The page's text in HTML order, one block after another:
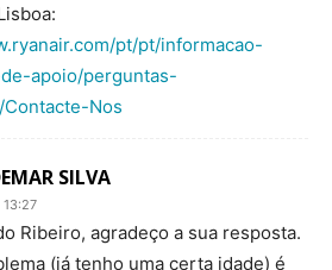
pt/pt/informacao-
apoio/perguntas-
Nos
SILVA
Ribeiro, agradeço a sua resposta.
(já tenho uma certa idade) é